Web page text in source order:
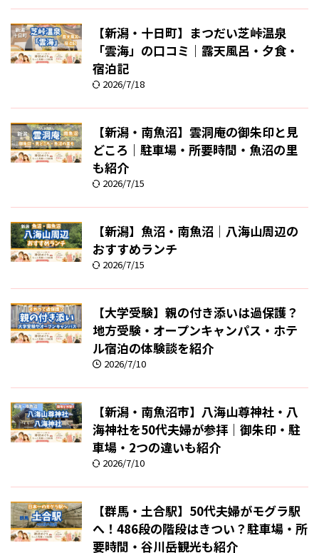
【新潟・十日町】まつだい芝峠温泉
「雲海」の口コミ｜露天風呂・夕食・
宿泊記
2026/7/18
【新潟・南魚沼】雲洞庵の御朱印と見
どころ｜駐車場・所要時間・魚沼の里
も紹介
2026/7/15
【新潟】魚沼・南魚沼｜八海山周辺の
おすすめランチ
2026/7/15
【大学受験】親の付き添いは過保護？
地方受験・オープンキャンパス・ホテ
ル宿泊の体験談を紹介
2026/7/10
【新潟・南魚沼市】八海山尊神社・八
海神社を50代夫婦が参拝｜御朱印・駐
車場・2つの違いも紹介
2026/7/10
【群馬・土合駅】50代夫婦がモグラ駅
へ！486段の階段はきつい？駐車場・所
要時間・谷川岳観光も紹介